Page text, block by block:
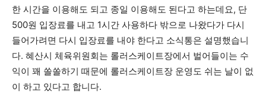
한 시간을 이용해도 되고 종일 이용해도 된다고 하는데요, 단
500원 입장료를 내고 1시간 사용하다 밖으로 나왔다가 다시
들어가려면 다시 입장료를 내야 한다고 소식통은 설명했습니
다. 혜산시 체육위원회는 롤러스케이트장에서 벌어들이는 수
익이 꽤 쏠쏠하기 때문에 롤러스케이트장 운영도 쉬는 날이 없
이 하고 있다고 합니다.